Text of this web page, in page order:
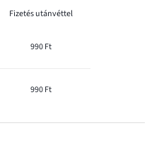
Fizetés utánvéttel
990 Ft
990 Ft